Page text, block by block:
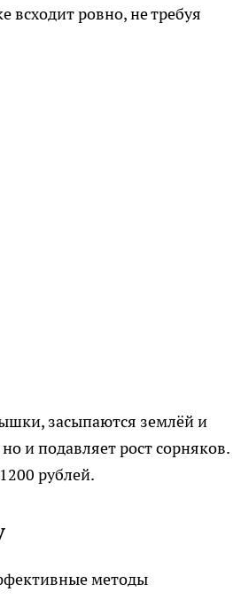
всходит ровно, не требуя
засыпаются землёй и
и подавляет рост сорняков.
рублей.
методы